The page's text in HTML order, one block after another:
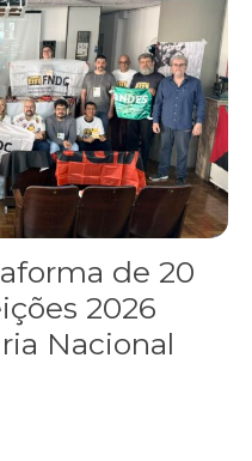
de 20
2026
Nacional